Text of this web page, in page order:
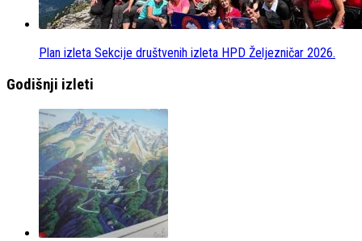
Plan izleta Sekcije društvenih izleta HPD Željezničar 2026.
Godišnji izleti